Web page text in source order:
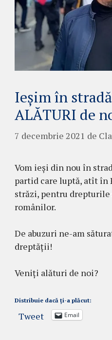
Ieșim în
ALĂTURI de
7 decembrie 2021 de
Vom ieși din nou în
partid care luptă, atît în
străzi, pentru
românilor.
De abuzuri ne-am
dreptății!
Veniți alături de noi?
Distribuie dacă ți-a plăcut:
Tweet Email